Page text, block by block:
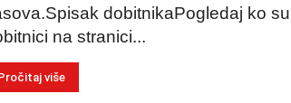
dobitnikaPogledaj ko su
na stranici...
više